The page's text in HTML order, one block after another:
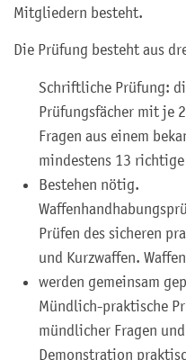
Mitgliedern besteht.
Die Prüfung besteht aus
Schriftliche Prüfung:
Prüfungsfächer mit je
Fragen aus einem
mindestens 13
Bestehen nötig.
Prüfen des sicheren
und Kurzwaffen.
werden gemeinsam
Mündlich-praktische
mündlicher Fragen
Demonstration